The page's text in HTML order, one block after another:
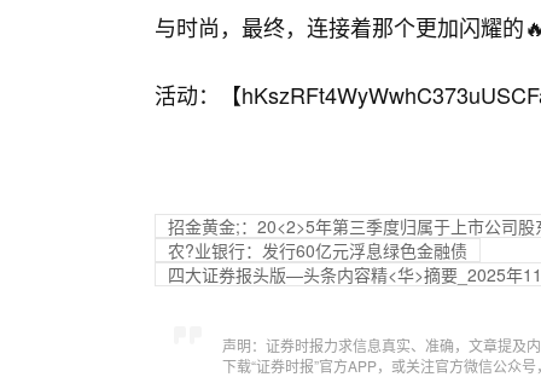
与时尚，最终，连接着那个更加闪耀的
活动：【
招金黄金;：20<2>5年第三季度归属于上市公司
农?业银行：发行60亿元浮息绿色金融债
四大证券报头版—头条内容精<华>摘要_2025年
声明：证券时报力求信息真实、准确，文章提及
下载“证券时报”官方APP，或关注官方微信公众